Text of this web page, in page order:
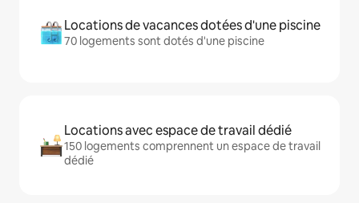
Locations de vacances dotées d'une piscine
70 logements sont dotés d'une piscine
Locations avec espace de travail dédié
150 logements comprennent un espace de travail
dédié